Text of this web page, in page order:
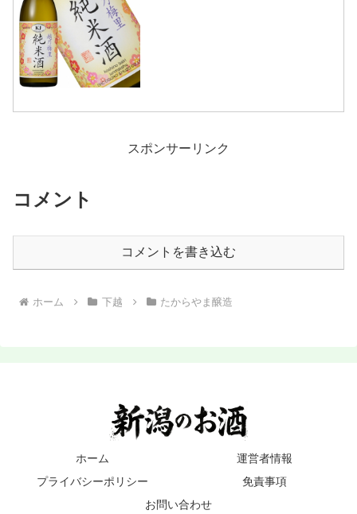
スポンサーリンク
コメント
コメントを書き込む
ホーム 下越 たからやま醸造
ホーム
運営者情報
プライバシーポリシー
免責事項
お問い合わせ